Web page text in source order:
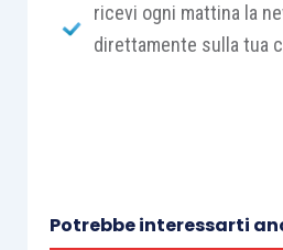
ricevi ogni mattina la
direttamente sulla tua
Potrebbe interessarti